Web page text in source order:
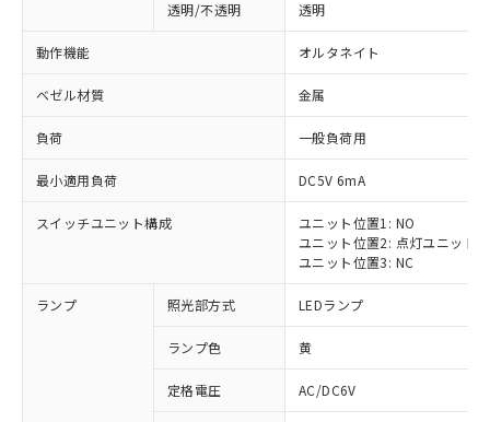
透明/不透明 透明
動作機能 オルタネイト
ベゼル材質 金属
負荷 一般負荷用
最小適用負荷 DC5V 6mA
スイッチユニット構成
ユニット位置1: NO
ユニット位置2: 点灯ユニット
ユニット位置3: NC
ランプ 照光部方式 LEDランプ
ランプ色 黄
定格電圧 AC/DC6V